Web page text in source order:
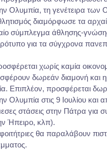
Ολυμπία, τη γενέτειρα
διαμόρφωσε τα
σύμπλεγμα άθλησης-
για τα σύγχρονα
χωρίς καμία
δωρεάν διαμονή και
Επιπλέον, προσφέρεται
Ολυμπία στις 9 Ιουλίου και
στάσεις στην Πάτρα για
Ήπειρο, κλπ).
φοιτήτριες θα παραλάβουν